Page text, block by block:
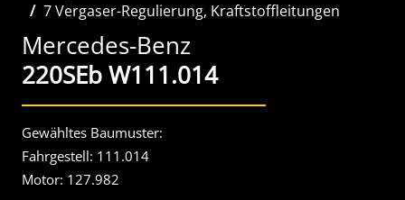
7 Vergaser-Regulierung, Kraftstoffleitungen
Mercedes-Benz
220SEb W111.014
Gewähltes Baumuster:
Fahrgestell: 111.014
Motor: 127.982